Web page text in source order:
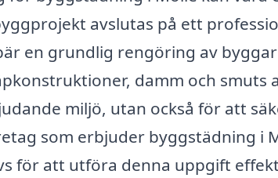
avslutas på ett
en grundlig rengöring av
damm och smuts
miljö, utan också för att
som erbjuder byggstädning i
för att utföra denna uppgift